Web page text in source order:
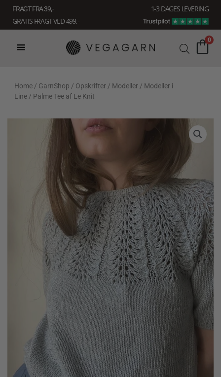
indholdet
FRAGT FRA 39, -
1-3 DAGES LEVERING
GRATIS FRAGT VED 499,-
0
Home / GarnShop / Opskrifter / Modeller / Modeller i
Line / Palme Tee af Le Knit